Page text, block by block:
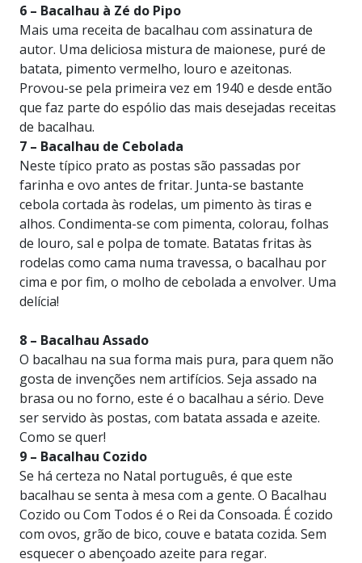
6 – Bacalhau à Zé do Pipo
Mais uma receita de bacalhau com assinatura de
autor. Uma deliciosa mistura de maionese, puré de
batata, pimento vermelho, louro e azeitonas.
Provou-se pela primeira vez em 1940 e desde então
que faz parte do espólio das mais desejadas receitas
de bacalhau.
7 – Bacalhau de Cebolada
Neste típico prato as postas são passadas por
farinha e ovo antes de fritar. Junta-se bastante
cebola cortada às rodelas, um pimento às tiras e
alhos. Condimenta-se com pimenta, colorau, folhas
de louro, sal e polpa de tomate. Batatas fritas às
rodelas como cama numa travessa, o bacalhau por
cima e por fim, o molho de cebolada a envolver. Uma
delícia!
8 – Bacalhau Assado
O bacalhau na sua forma mais pura, para quem não
gosta de invenções nem artifícios. Seja assado na
brasa ou no forno, este é o bacalhau a sério. Deve
ser servido às postas, com batata assada e azeite.
Como se quer!
9 – Bacalhau Cozido
Se há certeza no Natal português, é que este
bacalhau se senta à mesa com a gente. O Bacalhau
Cozido ou Com Todos é o Rei da Consoada. É cozido
com ovos, grão de bico, couve e batata cozida. Sem
esquecer o abençoado azeite para regar.